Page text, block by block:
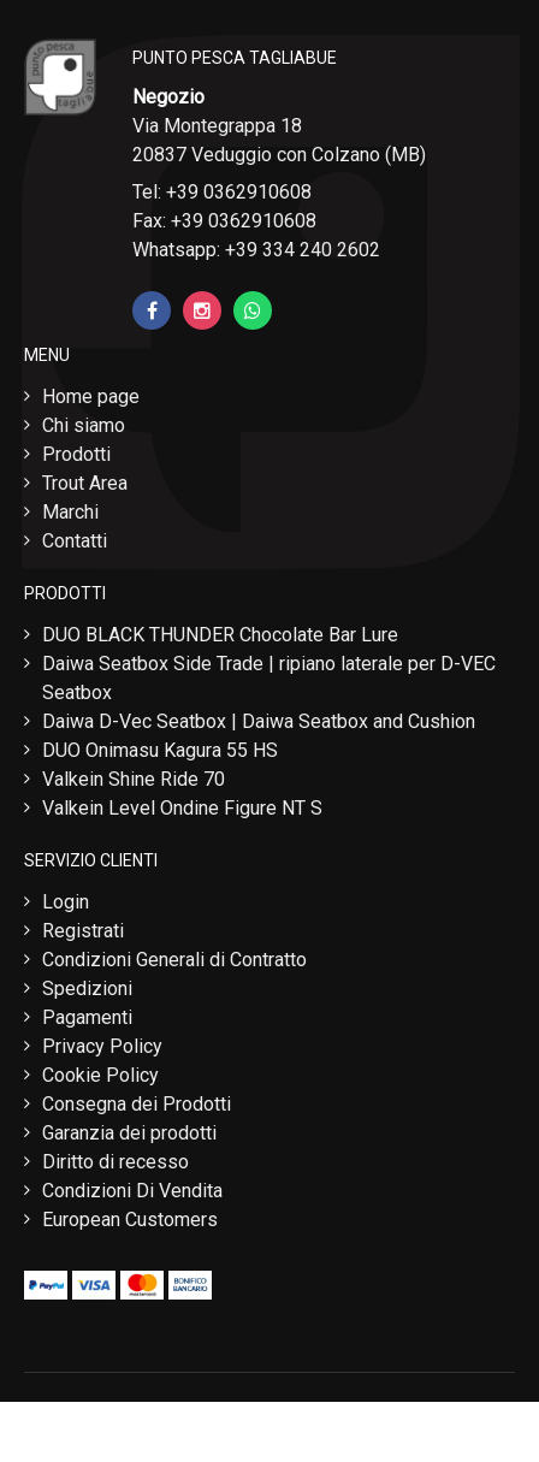
PUNTO PESCA TAGLIABUE
Negozio
Via Montegrappa 18
20837 Veduggio con Colzano (MB)
Tel: +39 0362910608
Fax: +39 0362910608
Whatsapp: +39 334 240 2602
MENU
Home page
Chi siamo
Prodotti
Trout Area
Marchi
Contatti
PRODOTTI
DUO BLACK THUNDER Chocolate Bar Lure
Daiwa Seatbox Side Trade | ripiano laterale per D-VEC
Seatbox
Daiwa D-Vec Seatbox | Daiwa Seatbox and Cushion
DUO Onimasu Kagura 55 HS
Valkein Shine Ride 70
Valkein Level Ondine Figure NT S
SERVIZIO CLIENTI
Login
Registrati
Condizioni Generali di Contratto
Spedizioni
Pagamenti
Privacy Policy
Cookie Policy
Consegna dei Prodotti
Garanzia dei prodotti
Diritto di recesso
Condizioni Di Vendita
European Customers